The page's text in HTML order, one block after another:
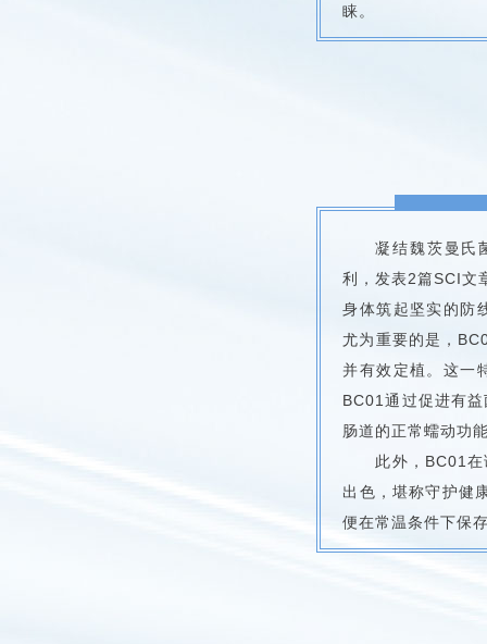
睐。
凝结魏茨曼氏
利，发表2篇SCI文
身体筑起坚实的防
尤为重要的是，
并有效定植。这一
BC01通过促进有
肠道的正常蠕动功
此外，BC01
出色，堪称守护健
便在常温条件下保